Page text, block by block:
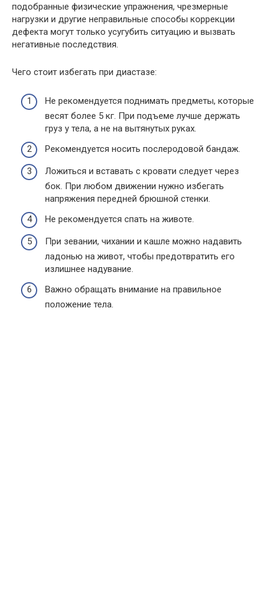
подобранные физические упражнения, чрезмерные
нагрузки и другие неправильные способы коррекции
дефекта могут только усугубить ситуацию и вызвать
негативные последствия.
Чего стоит избегать при диастазе:
Не рекомендуется поднимать предметы, которые
весят более 5 кг. При подъеме лучше держать
груз у тела, а не на вытянутых руках.
Рекомендуется носить послеродовой бандаж.
Ложиться и вставать с кровати следует через
бок. При любом движении нужно избегать
напряжения передней брюшной стенки.
Не рекомендуется спать на животе.
При зевании, чихании и кашле можно надавить
ладонью на живот, чтобы предотвратить его
излишнее надувание.
Важно обращать внимание на правильное
положение тела.